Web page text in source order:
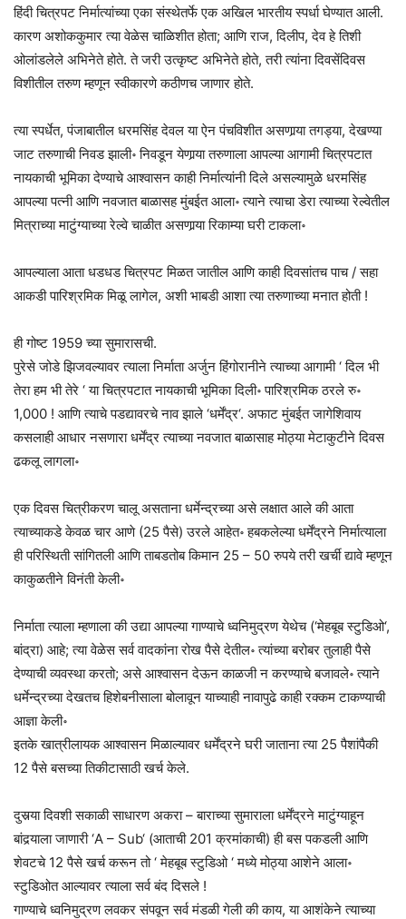
हिंदी चित्रपट निर्मात्यांच्या एका संस्थेतर्फे एक अखिल भारतीय स्पर्धा घेण्यात आली.
कारण अशोककुमार त्या वेळेस चाळिशीत होता; आणि राज, दिलीप, देव हे तिशी
ओलांडलेले अभिनेते होते. ते जरी उत्कृष्ट अभिनेते होते, तरी त्यांना दिवसेंदिवस
विशीतील तरुण म्हणून स्वीकारणे कठीणच जाणार होते.
त्या स्पर्धेत, पंजाबातील धरमसिंह देवल या ऐन पंचविशीत असणार्‍या तगड्या, देखण्या
जाट तरुणाची निवड झाली॰ निवडून येणार्‍या तरुणाला आपल्या आगामी चित्रपटात
नायकाची भूमिका देण्याचे आश्वासन काही निर्मात्यांनी दिले असल्यामुळे धरमसिंह
आपल्या पत्नी आणि नवजात बाळासह मुंबईत आला॰ त्याने त्याचा डेरा त्याच्या रेल्वेतील
मित्राच्या माटुंग्याच्या रेल्वे चाळीत असणार्‍या रिकाम्या घरी टाकला॰
आपल्याला आता धडधड चित्रपट मिळत जातील आणि काही दिवसांतच पाच / सहा
आकडी पारिश्रमिक मिळू लागेल, अशी भाबडी आशा त्या तरुणाच्या मनात होती !
ही गोष्ट 1959 च्या सुमारासची.
पुरेसे जोडे झिजवल्यावर त्याला निर्माता अर्जुन हिंगोरानीने त्याच्या आगामी ‘ दिल भी
तेरा हम भी तेरे ‘ या चित्रपटात नायकाची भूमिका दिली॰ पारिश्रमिक ठरले रु॰
1,000 ! आणि त्याचे पडद्यावरचे नाव झाले ‘धर्मेंद्र‘. अफाट मुंबईत जागेशिवाय
कसलाही आधार नसणारा धर्मेंद्र त्याच्या नवजात बाळासाह मोठ्या मेटाकुटीने दिवस
ढकलू लागला॰
एक दिवस चित्रीकरण चालू असताना धर्मेन्द्रच्या असे लक्षात आले की आता
त्याच्याकडे केवळ चार आणे (25 पैसे) उरले आहेत॰ हबकलेल्या धर्मेंद्रने निर्मात्याला
ही परिस्थिती सांगितली आणि ताबडतोब किमान 25 – 50 रुपये तरी खर्ची द्यावे म्हणून
काकुळतीने विनंती केली॰
निर्माता त्याला म्हणाला की उद्या आपल्या गाण्याचे ध्वनिमुद्रण येथेच (‘मेहबूब स्टुडिओ‘,
बांद्रा) आहे; त्या वेळेस सर्व वादकांना रोख पैसे देतील॰ त्यांच्या बरोबर तुलाही पैसे
देण्याची व्यवस्था करतो; असे आश्वासन देऊन काळजी न करण्याचे बजावले॰ त्याने
धर्मेन्द्रच्या देखतच हिशेबनीसाला बोलावून याच्याही नावापुढे काही रक्कम टाकण्याची
आज्ञा केली॰
इतके खात्रीलायक आश्वासन मिळाल्यावर धर्मेंद्रने घरी जाताना त्या 25 पैशांपैकी
12 पैसे बसच्या तिकीटासाठी खर्च केले.
दुसर्‍या दिवशी सकाळी साधारण अकरा – बाराच्या सुमाराला धर्मेंद्रने माटुंग्याहून
बांदर्‍याला जाणारी ‘A – Sub‘ (आताची 201 क्रमांकाची) ही बस पकडली आणि
शेवटचे 12 पैसे खर्च करून तो ‘ मेहबूब स्टुडिओ ‘ मध्ये मोठ्या आशेने आला॰
स्टुडिओत आल्यावर त्याला सर्व बंद दिसले !
गाण्याचे ध्वनिमुद्रण लवकर संपवून सर्व मंडळी गेली की काय, या आशंकेने त्याच्या